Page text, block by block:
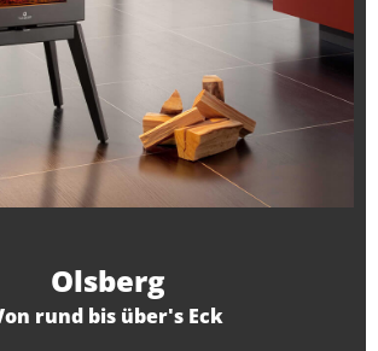
Olsberg
rund bis über's Eck